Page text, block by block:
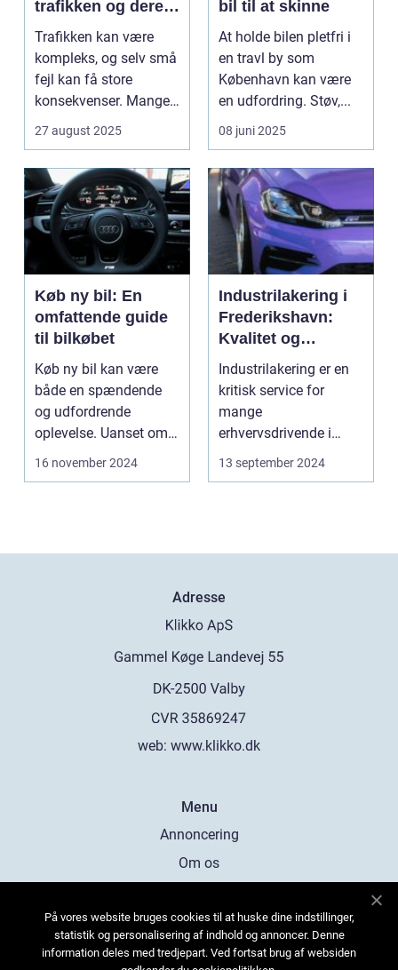
trafikken og deres
konsekvenser
Trafikken kan være
kompleks, og selv små
fejl kan få store
konsekvenser. Mange
uly...
27 august 2025
bil til at skinne
At holde bilen pletfri i
en travl by som
København kan være
en udfordring. Støv,...
08 juni 2025
Køb ny bil: En
omfattende guide
til bilkøbet
Køb ny bil kan være
både en spændende
og udfordrende
oplevelse. Uanset om
m...
16 november 2024
Industrilakering i
Frederikshavn:
Kvalitet og
Professionalisme
Industrilakering er en
kritisk service for
mange
erhvervsdrivende i
Frederikshavn og
omegn. Det er p...
13 september 2024
Adresse
web: www.klikko.dk
Menu
Annoncering
Om os
Kontakt os
Sitemap
På vores website bruges cookies til at huske dine indstillinger,
statistik og personalisering af indhold og annoncer. Denne
information deles med tredjepart. Ved fortsat brug af websiden